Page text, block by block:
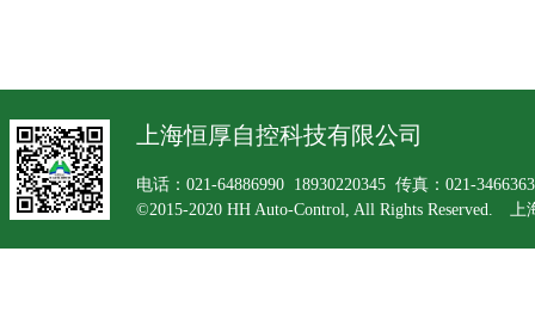
上海恒厚自控科技有限公司
电话：021-64886990 18930220345 传真：021-
©2015-2020 HH Auto-Control, All Rights Reserved.